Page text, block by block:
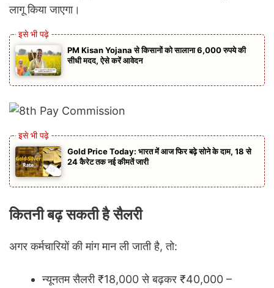
लागू किया जाएगा।
PM Kisan Yojana से किसानों को सालाना 6,000 रुपये की
सीधी मदद, ऐसे करें आवेदन
Gold Price Today: भारत में आज फिर बढ़े सोने के दाम, 18 से
24 कैरेट तक नई कीमतें जारी
कितनी बढ़ सकती है सैलरी
अगर कर्मचारियों की मांग मान ली जाती है, तो:
न्यूनतम सैलरी ₹18,000 से बढ़कर ₹40,000 –